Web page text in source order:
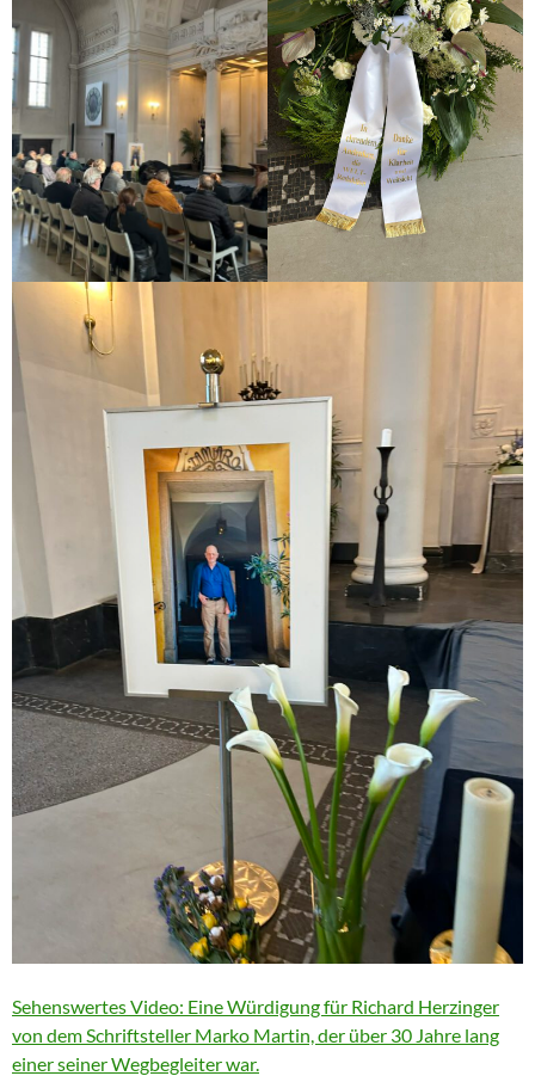
Sehenswertes Video: Eine Würdigung für Richard Herzinger
von dem Schriftsteller Marko Martin, der über 30 Jahre lang
einer seiner Wegbegleiter war.